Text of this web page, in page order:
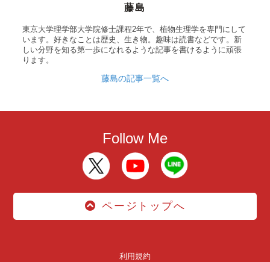
藤島
東京大学理学部大学院修士課程2年で、植物生理学を専門にして
います。好きなことは歴史、生き物。趣味は読書などです。新
しい分野を知る第一歩になれるような記事を書けるように頑張
ります。
藤島の記事一覧へ
Follow Me
ページトップへ
利用規約